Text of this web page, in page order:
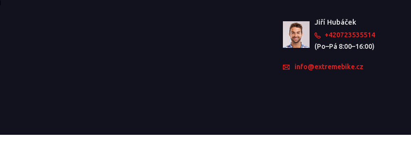
Jiří Hubáček
+420723535514
(Po–Pá 8:00–16:00)
info@extremebike.cz